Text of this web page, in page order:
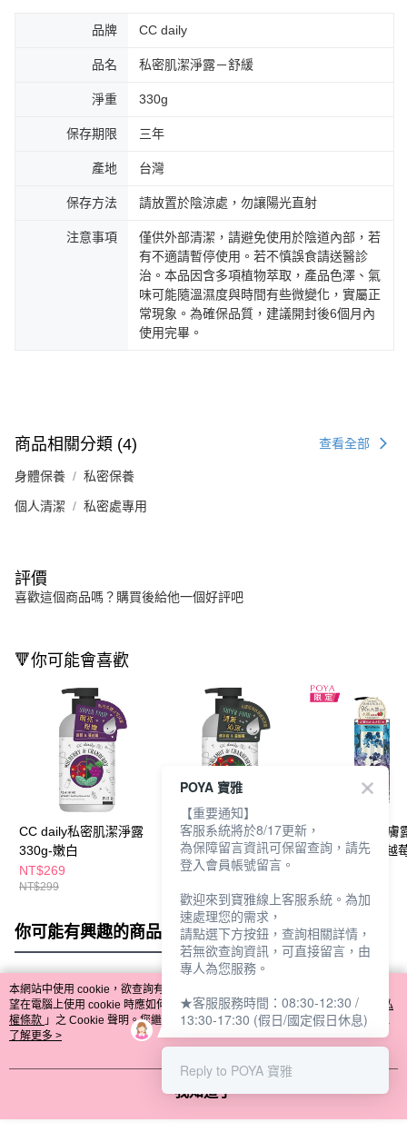
品牌 CC daily
品名 私密肌潔淨露－舒緩
淨重 330g
保存期限 三年
產地 台灣
保存方法 請放置於陰涼處，勿讓陽光直射
注意事項
僅供外部清潔，請避免使用於陰道內部，若
有不適請暫停使用。若不慎誤食請送醫診
治。本品因含多項植物萃取，產品色澤、氣
味可能隨溫濕度與時間有些微變化，實屬正
常現象。為確保品質，建議開封後6個月內
使用完畢。
商品相關分類 (4) 查看全部
身體保養 私密保養
個人清潔 私密處專用
評價
喜歡這個商品嗎？購買後給他一個好評吧
🔻你可能會喜歡
CC daily私密肌潔淨露
330g-嫩白
NT$269
NT$299
CC daily私密肌潔淨露
330g-淨味涼感
NT$269
波蘭VP私密潔膚
300ml-柔嫩蔓越
你可能有興趣的商品 全站排行
熱門標籤
本網站中使用 cookie，欲查詢有關本網站使用 cookie 方式之詳情，及若您不希
望在電腦上使用 cookie 時應如何變更電腦的 cookie 設定，請參閱本網站「
隱私
權條款 」之 Cookie 聲明。您繼續使用本網站即表示您同意本公司得按本網站使
用條款之 Cookie 聲明使用 cookie。
了解更多 >
我知道了
POYA 寶雅
【重要通知】
客服系統將於8/17更新，
為保障留言資訊可保留查詢，請先
登入會員帳號留言。
歡迎來到寶雅線上客服系統。為加
速處理您的需求，
請點選下方按鈕，查詢相關詳情，
若無欲查詢資訊，可直接留言，由
專人為您服務。
★客服服務時間：08:30-12:30 /
13:30-17:30 (假日/國定假日休息)
Reply to POYA 寶雅